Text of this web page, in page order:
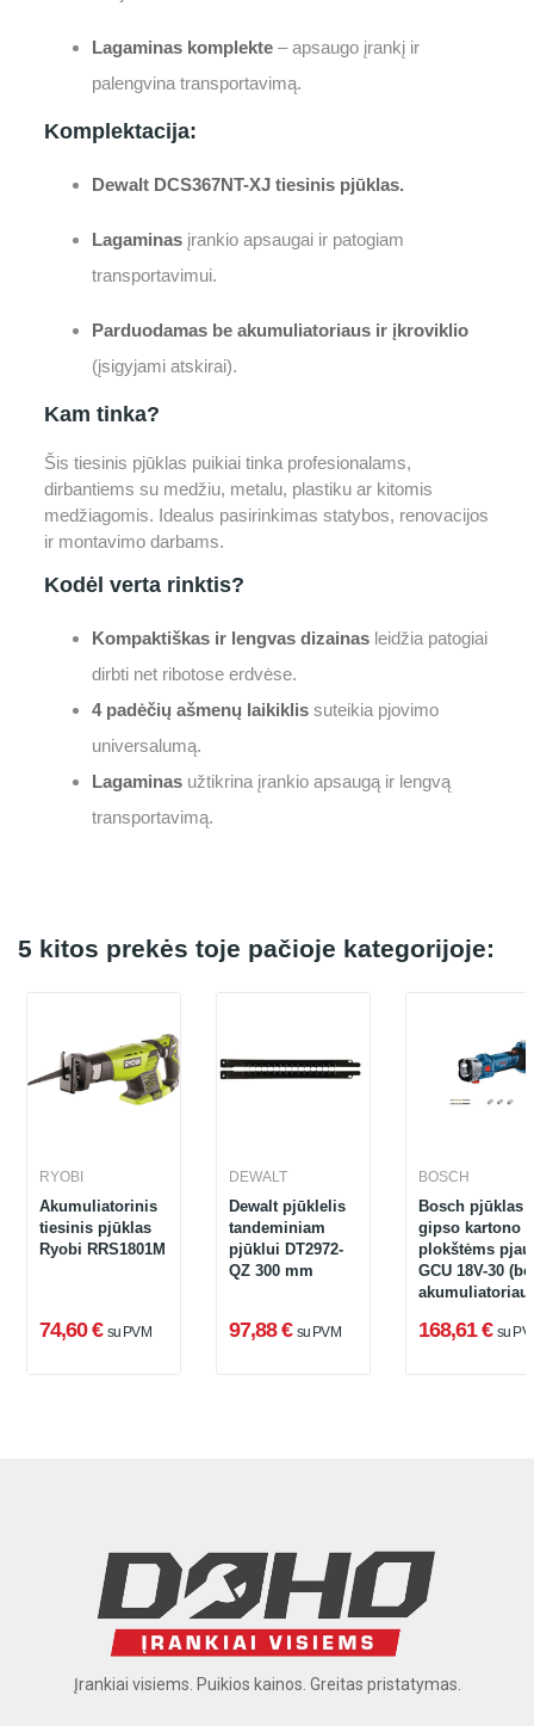
Lagaminas komplekte – apsaugo įrankį ir
palengvina transportavimą.
Komplektacija:
Dewalt DCS367NT-XJ tiesinis pjūklas.
Lagaminas įrankio apsaugai ir patogiam
transportavimui.
Parduodamas be akumuliatoriaus ir įkroviklio
(įsigyjami atskirai).
Kam tinka?
Šis tiesinis pjūklas puikiai tinka profesionalams,
dirbantiems su medžiu, metalu, plastiku ar kitomis
medžiagomis. Idealus pasirinkimas statybos, renovacijos
ir montavimo darbams.
Kodėl verta rinktis?
Kompaktiškas ir lengvas dizainas leidžia patogiai
dirbti net ribotose erdvėse.
4 padėčių ašmenų laikiklis suteikia pjovimo
universalumą.
Lagaminas užtikrina įrankio apsaugą ir lengvą
transportavimą.
5 kitos prekės toje pačioje kategorijoje:
RYOBI
Akumuliatorinis
tiesinis pjūklas
Ryobi RRS1801M
74,60 € su PVM
DEWALT
Dewalt pjūklelis
tandeminiam
pjūklui DT2972-
QZ 300 mm
97,88 € su PVM
BOSCH
Bosch pjūklas
gipso kartono
plokštėms
GCU 18V-30 (be
168,61 € su
Įrankiai visiems. Puikios kainos. Greitas pristatymas.